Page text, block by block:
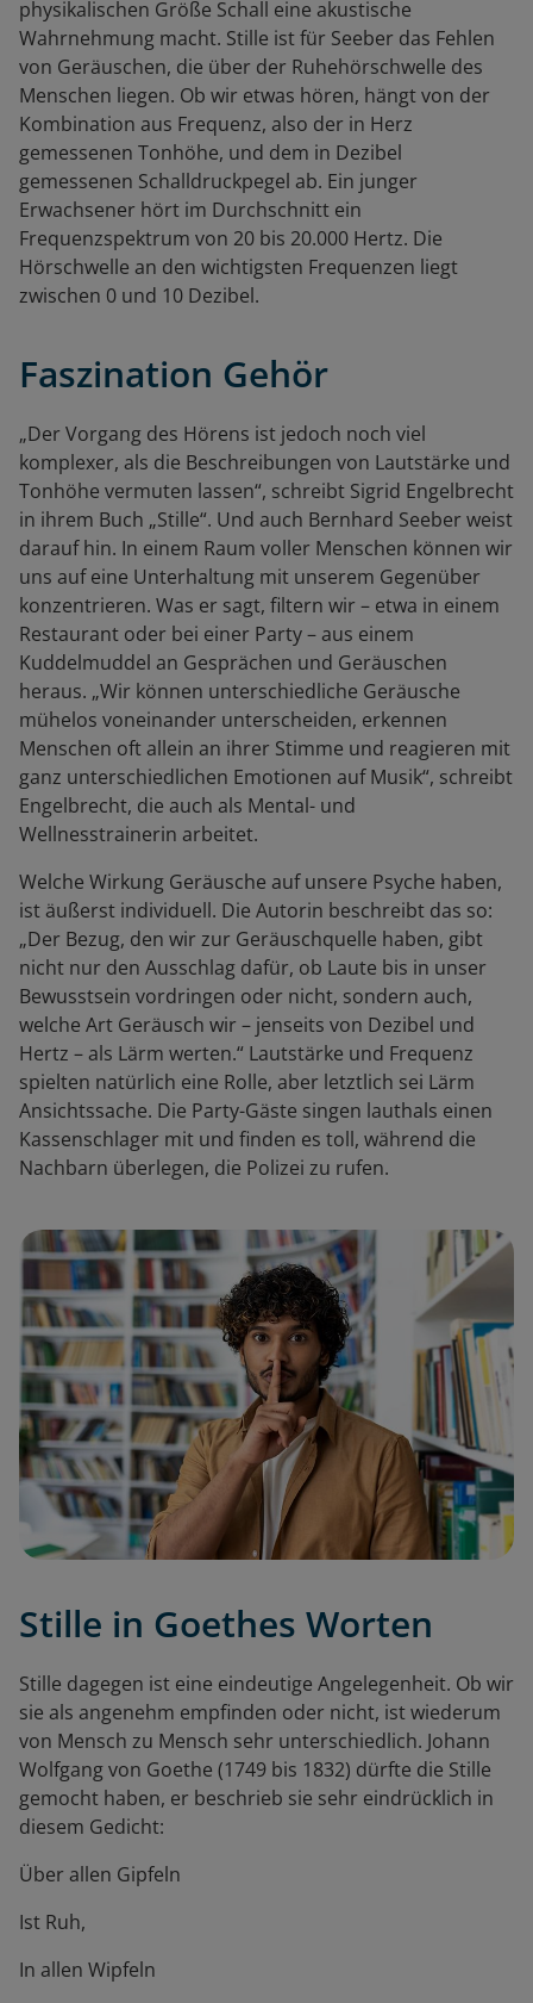
physikalischen Größe Schall eine akustische
Wahrnehmung macht. Stille ist für Seeber das Fehlen
von Geräuschen, die über der Ruhehörschwelle des
Menschen liegen. Ob wir etwas hören, hängt von der
Kombination aus Frequenz, also der in Herz
gemessenen Tonhöhe, und dem in Dezibel
gemessenen Schalldruckpegel ab. Ein junger
Erwachsener hört im Durchschnitt ein
Frequenzspektrum von 20 bis 20.000 Hertz. Die
Hörschwelle an den wichtigsten Frequenzen liegt
zwischen 0 und 10 Dezibel.
Faszination Gehör
„Der Vorgang des Hörens ist jedoch noch viel
komplexer, als die Beschreibungen von Lautstärke und
Tonhöhe vermuten lassen“, schreibt Sigrid Engelbrecht
in ihrem Buch „Stille“. Und auch Bernhard Seeber weist
darauf hin. In einem Raum voller Menschen können wir
uns auf eine Unterhaltung mit unserem Gegenüber
konzentrieren. Was er sagt, filtern wir – etwa in einem
Restaurant oder bei einer Party – aus einem
Kuddelmuddel an Gesprächen und Geräuschen
heraus. „Wir können unterschiedliche Geräusche
mühelos voneinander unterscheiden, erkennen
Menschen oft allein an ihrer Stimme und reagieren mit
ganz unterschiedlichen Emotionen auf Musik“, schreibt
Engelbrecht, die auch als Mental- und
Wellnesstrainerin arbeitet.
Welche Wirkung Geräusche auf unsere Psyche haben,
ist äußerst individuell. Die Autorin beschreibt das so:
„Der Bezug, den wir zur Geräuschquelle haben, gibt
nicht nur den Ausschlag dafür, ob Laute bis in unser
Bewusstsein vordringen oder nicht, sondern auch,
welche Art Geräusch wir – jenseits von Dezibel und
Hertz – als Lärm werten.“ Lautstärke und Frequenz
spielten natürlich eine Rolle, aber letztlich sei Lärm
Ansichtssache. Die Party-Gäste singen lauthals einen
Kassenschlager mit und finden es toll, während die
Nachbarn überlegen, die Polizei zu rufen.
Stille in Goethes Worten
Stille dagegen ist eine eindeutige Angelegenheit. Ob wir
sie als angenehm empfinden oder nicht, ist wiederum
von Mensch zu Mensch sehr unterschiedlich. Johann
Wolfgang von Goethe (1749 bis 1832) dürfte die Stille
gemocht haben, er beschrieb sie sehr eindrücklich in
diesem Gedicht:
Über allen Gipfeln
Ist Ruh,
In allen Wipfeln